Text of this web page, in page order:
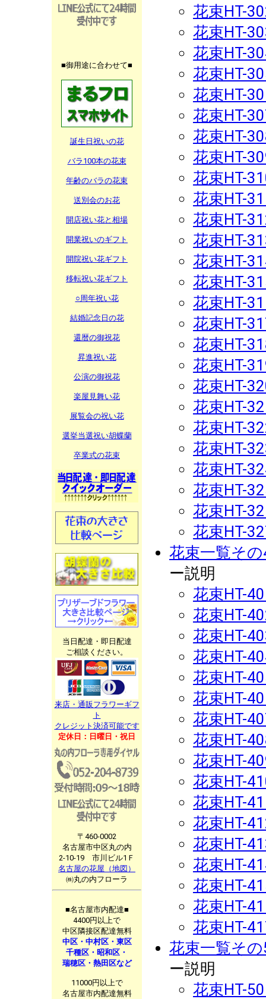
■御用途に合わせて■
誕生日祝いの花
バラ100本の花束
年齢のバラの花束
送別会のお花
開店祝い花と相場
開業祝いのギフト
開院祝い花ギフト
移転祝い花ギフト
○周年祝い花
結婚記念日の花
還暦の御祝花
昇進祝い花
公演の御祝花
楽屋見舞い花
展覧会の祝い花
選挙当選祝い胡蝶蘭
卒業式の花束
当日配達・即日配達
ご相談ください。
来店・通販フラワーギフ
ト
クレジット決済可能です
定休日：日曜日・祝日
〒460-0002
名古屋市中区丸の内
2-10-19 市川ビル1Ｆ
名古屋の花屋（地図）
㈱丸の内フローラ
■名古屋市内配達■
4400円以上で
中区隣接区配達無料
中区・中村区・東区
千種区・昭和区・
瑞穂区・熱田区など
11000円以上で
名古屋市内配達無料
花束HT-
花束HT-
花束HT-
花束HT-
花束HT-
花束HT-
花束HT-
花束HT-
花束HT-
花束HT-
花束HT-
花束HT-
花束HT-
花束HT-
花束HT-
花束HT-
花束HT-
花束HT-
花束HT-
花束HT-
花束HT-
花束HT-
花束HT-
花束HT-
花束HT-
花束HT-
花束一覧そ
ー説明
花束HT-
花束HT-
花束HT-
花束HT-
花束HT-
花束HT-
花束HT-
花束HT-
花束HT-
花束HT-
花束HT-
花束HT-
花束HT-
花束HT-
花束HT-
花束HT-
花束HT-
花束一覧そ
ー説明
花束HT-